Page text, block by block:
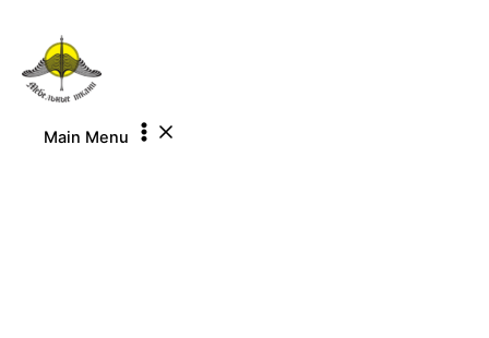
Main Menu